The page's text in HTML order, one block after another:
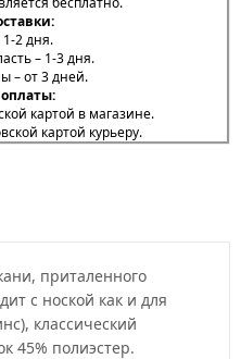
2 дня.
– 1-3 дня.
– от 3 дней.
картой в магазине.
картой курьеру.
приталенного
с ноской как и для
классический
45% полиэстер.